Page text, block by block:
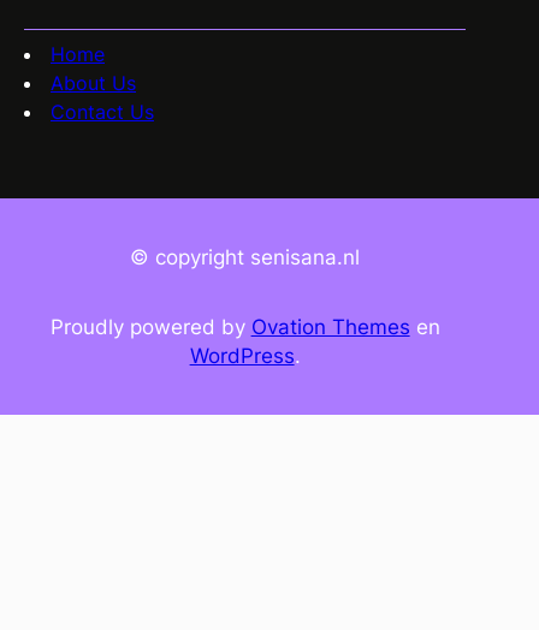
Home
About Us
Contact Us
© copyright senisana.nl
Proudly powered by Ovation Themes en
WordPress.